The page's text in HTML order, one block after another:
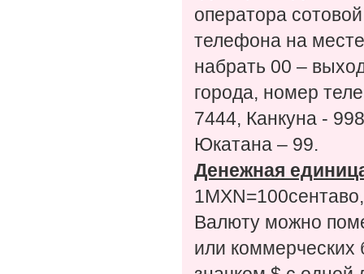
оператора
телефона на
набрать 00 –
города, номер
7444, Канкуна -
Юкатана – 99.
Денежная
Валюту можно
или коммерческих